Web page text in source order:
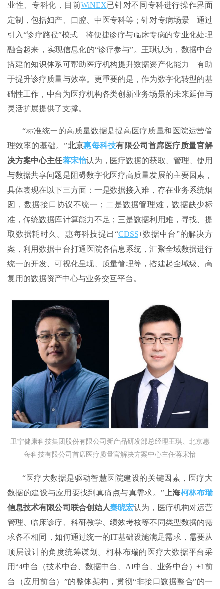
业性、专科化，目前WiNEX已针对不同专科进行操作界面
定制，包括妇产、口腔、中医专科等；针对专病场景，通过
引入“诊疗路径”模式，将便捷诊疗与临床专病的专业化处理
融合起来，实现信息化的“诊疗参与”。王琪认为，数据中台
搭建的知识体系可帮助医疗机构提升数据资产化能力，有助
于提升诊疗质量与效率。更重要的是，作为数字化转型的基
础性工作，中台为医疗机构各类创新业务场景的未来延伸与
灵活扩展提供了支撑。
“标准统一的高质量数据是提高医疗质量和医院运营管
理效率的基础。”北京惠每科技有限公司首席医疗质量官解
决方案中心主任蒋宋怡认为，医疗数据的获取、管理、使用
与数据共享问题是阻碍数字化医疗高质量发展的主要因素，
具体表现在以下三方面：一是数据接入难，存在业务系统烟
囱，数据接口协议不统一；二是数据管理难，数据缺少标
准，传统数据库计算能力不足；三是数据利用难，寻找、提
取数据耗时久。惠每科技提出“CDSS+数据中台”的解决方
案，利用数据中台打通医院各信息系统，汇聚全域数据进行
统一的开发、可视化呈现、质量管理等，搭建起全域级、高
复用的数据资产中心与业务交互平台。
卫宁健康科技集团股份有限公司新产品研发部总经理王琪、北京惠
每科技有限公司首席医疗质量官解决方案中心主任蒋宋怡
“医疗大数据是驱动智慧医院建设的关键因素，医疗大
数据的建设与应用要找到真痛点与真需求。”上海柯林布瑞
信息技术有限公司联合创始人秦晓宏认为，医疗机构对运营
管理、临床诊疗、科研教学、绩效考核等不同类型数据的需
求各不相同，如何通过统一的IT基础设施满足需求，需要从
顶层设计的角度统筹谋划。柯林布瑞的医疗大数据平台采
用“4中台（技术中台、数据中台、AI中台、业务中台）+1前
台（应用前台）”的整体架构，贯彻“非接口数据整合”的一